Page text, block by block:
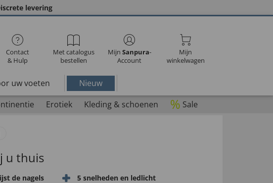
levering
Contact
& Hulp
Met catalogus
bestellen
Mijn Sanpura-
Account
Mijn
winkelwagen
uw voeten
Nieuw
Erotiek Kleding & schoenen % Sale
u thuis
de nagels
5 snelheden en ledlicht